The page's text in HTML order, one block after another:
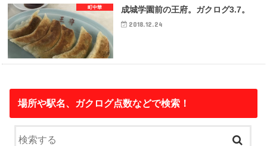
町中華 成城学園前の王府。ガクログ3.7。
2018.12.24
場所や駅名、ガクログ点数などで検索！